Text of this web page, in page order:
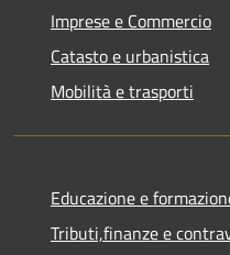
Imprese e Commercio
Catasto e urbanistica
Mobilità e trasporti
Educazione e
Tributi,finanze e